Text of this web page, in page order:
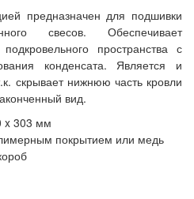
предназначен для подшивки
свесов. Обеспечивает
пространства с
конденсата. Является и
скрывает нижнюю часть кровли
вид.
x 303 мм
покрытием или медь